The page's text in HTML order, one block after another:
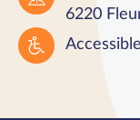
6220